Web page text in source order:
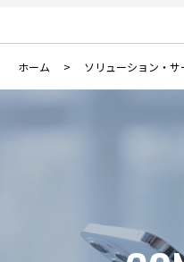
ホーム ソリューション・サ